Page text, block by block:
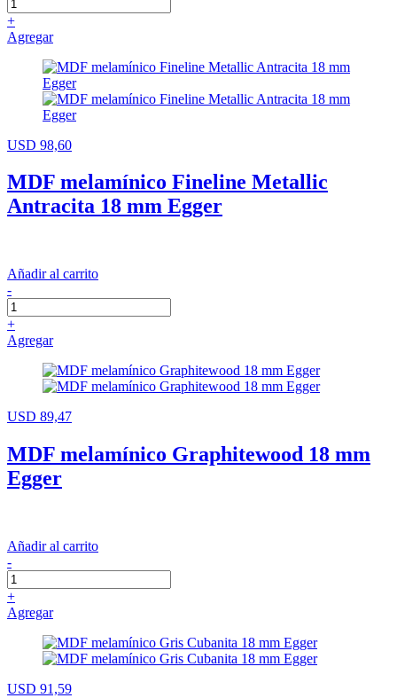
+
Agregar
USD 98,60
MDF melamínico Fineline Metallic
Antracita 18 mm Egger
Añadir al carrito
-
+
Agregar
USD 89,47
MDF melamínico Graphitewood 18 mm
Egger
Añadir al carrito
-
+
Agregar
USD 91,59